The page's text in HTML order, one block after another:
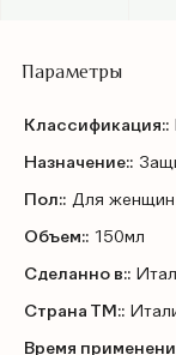
Параметры
Классификация::
Назначение::
Пол:: Для женщин
Объем:: 150мл
Сделанно в::
Страна ТМ::
Время